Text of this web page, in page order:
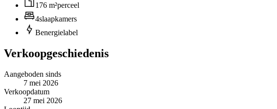
176 m²perceel
4slaapkamers
Benergielabel
Verkoopgeschiedenis
Aangeboden sinds
7 mei 2026
Verkoopdatum
27 mei 2026